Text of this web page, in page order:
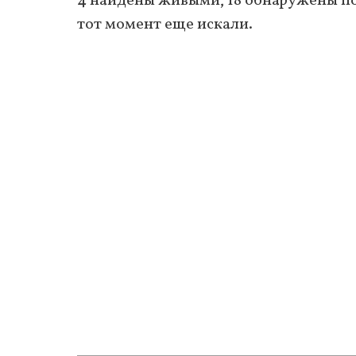
тот момент еще искали.